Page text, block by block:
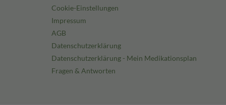
Cookie-Einstellungen
Impressum
AGB
Datenschutzerklärung
Datenschutzerklärung - Mein Medikationsplan
Fragen & Antworten